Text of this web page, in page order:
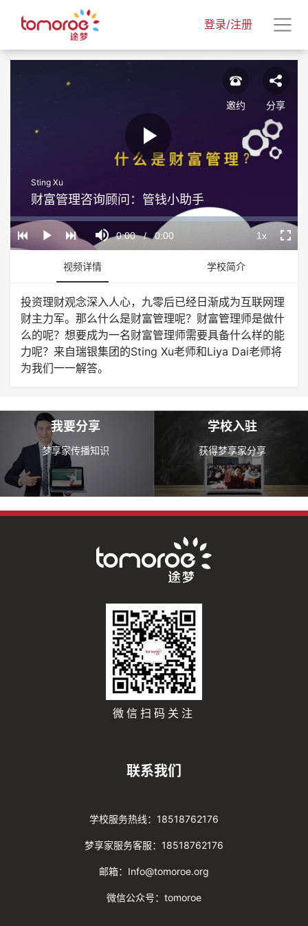
登录/注册
Play
Video
Play
Current
0:00 / Duration
0:00
Loaded:
0%
Progress:
0%
Playback
Rate
1x
Sting Xu
财富管理咨询顾问：管钱小助手
邀约 分享
视频详情 学校简介
投资理财观念深入人心，九零后已经日渐成为互联网理
财主力军。那么什么是财富管理呢？财富管理师是做什
么的呢？想要成为一名财富管理师需要具备什么样的能
力呢？来自瑞银集团的Sting Xu老师和Liya Dai老师将
为我们一一解答。
我要分享
梦享家传播知识
学校入驻
获得梦享家分享
微信扫码关注
联系我们
学校服务热线：18518762176
梦享家服务客服：18518762176
邮箱：Info@tomoroe.org
微信公众号：tomoroe